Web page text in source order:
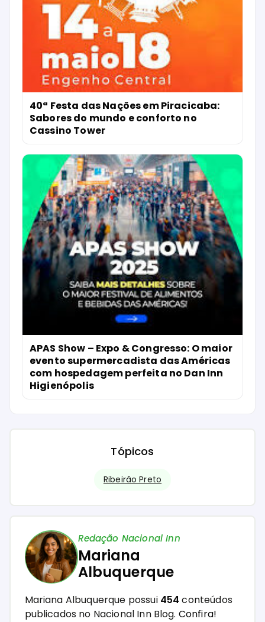
40ª Festa das Nações em Piracicaba:
Sabores do mundo e conforto no
Cassino Tower
APAS Show – Expo & Congresso: O maior
evento supermercadista das Américas
com hospedagem perfeita no Dan Inn
Higienópolis
Tópicos
Ribeirão Preto
Redação Nacional Inn
Mariana
Albuquerque
Mariana Albuquerque possui 454 conteúdos
publicados no Nacional Inn Blog. Confira!